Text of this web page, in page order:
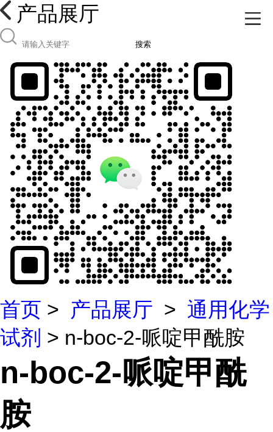
产品展厅
搜索
首页 > 产品展厅 > 通用化学
试剂 > n-boc-2-哌啶甲酰胺
n-boc-2-哌啶甲酰
胺